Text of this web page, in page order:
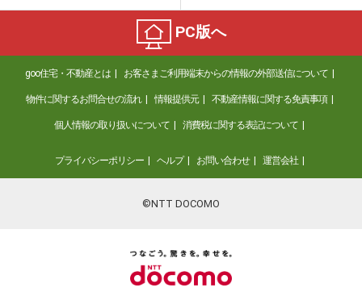
PC版へ
goo住宅・不動産とは お客さまご利用端末からの情報の外部送信について
物件に関するお問合せの流れ 情報提供元 不動産情報に関する免責事項
個人情報の取り扱いについて 消費税に関する表記について
プライバシーポリシー ヘルプ お問い合わせ 運営会社
©NTT DOCOMO